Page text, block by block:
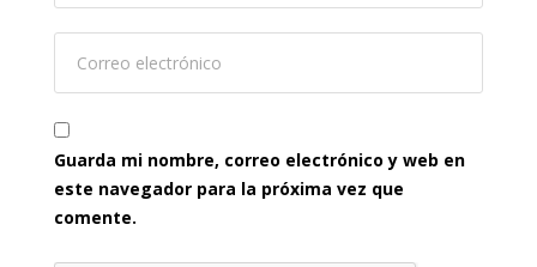
Guarda mi nombre, correo electrónico y web en
este navegador para la próxima vez que
comente.